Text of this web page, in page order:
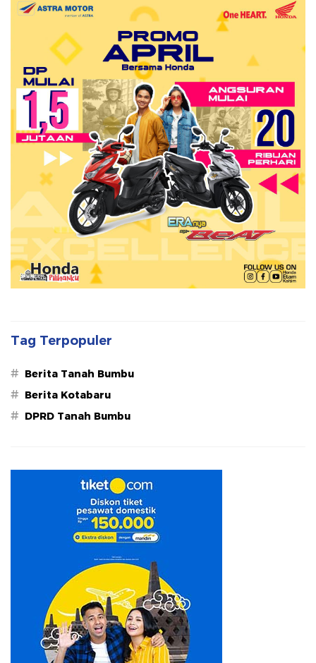
Tag Terpopuler
# Berita Tanah Bumbu
# Berita Kotabaru
# DPRD Tanah Bumbu